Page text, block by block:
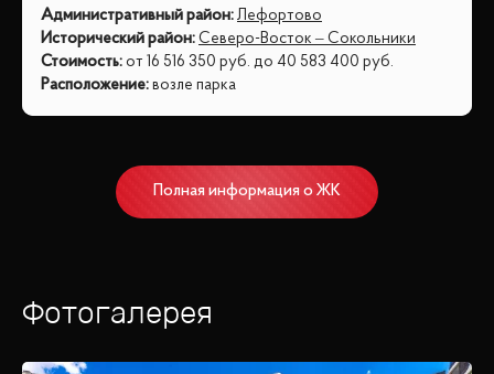
Административный район: Лефортово
Исторический район: Северо-Восток – Сокольники
Стоимость: от 16 516 350 руб. до 40 583 400 руб.
Расположение: возле парка
Полная информация о ЖК
Фотогалерея